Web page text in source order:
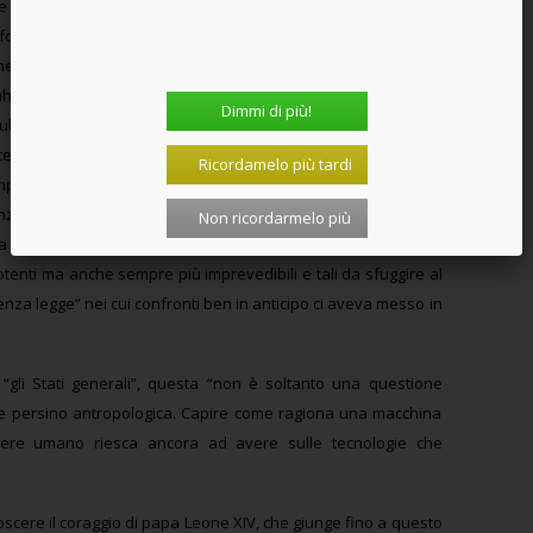
il Pentagono ne faceva, ha rotto con esso dicendo di non
usata per gestire le nuove armi e le operazioni militari,
il nostro grande esercito deve combattere e vincere le
papa Leone ha invitato a partecipare alla presentazione
nuova del Sinodo, ieri in Vaticano, e gli ha chiesto di fare
Artificiale, cosa che Olah ha fatto, come uno dei più
dell’interpretabilità dell’intelligenza artificiale, cioè del
interno dei sistemi di Intelligenza Artificiale più
“leggibili” le decisioni delle macchine, in un’epoca in
ma anche sempre più imprevedibili e tali da sfuggire al
legge” nei cui confronti ben in anticipo ci aveva messo in
Stati generali”, questa “non è soltanto una questione
antropologica. Capire come ragiona una macchina
umano riesca ancora ad avere sulle tecnologie che
il coraggio di papa Leone XIV, che giunge fino a questo
Dimmi di più!
Ricordamelo più tardi
Non ricordarmelo più